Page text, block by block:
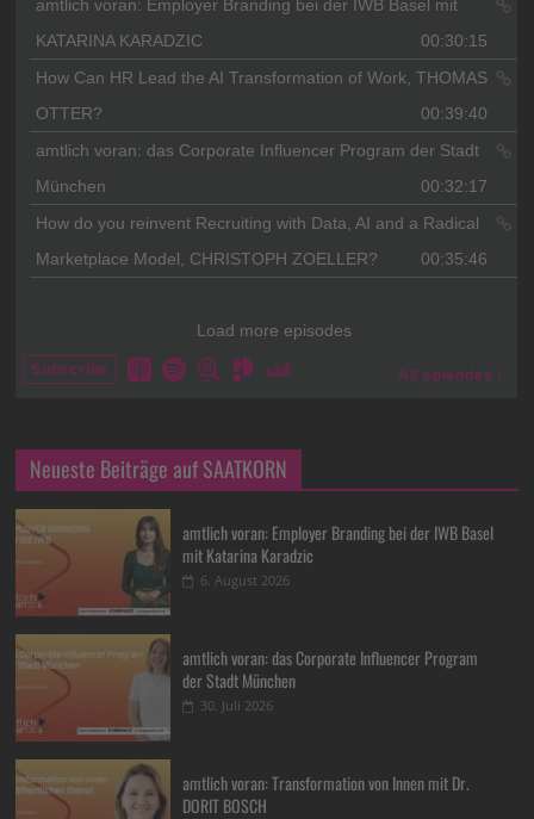
Neueste Beiträge auf SAATKORN
amtlich voran: Employer Branding bei der IWB Basel
mit Katarina Karadzic
6. August 2026
amtlich voran: das Corporate Influencer Program
der Stadt München
30. Juli 2026
amtlich voran: Transformation von Innen mit Dr.
DORIT BOSCH